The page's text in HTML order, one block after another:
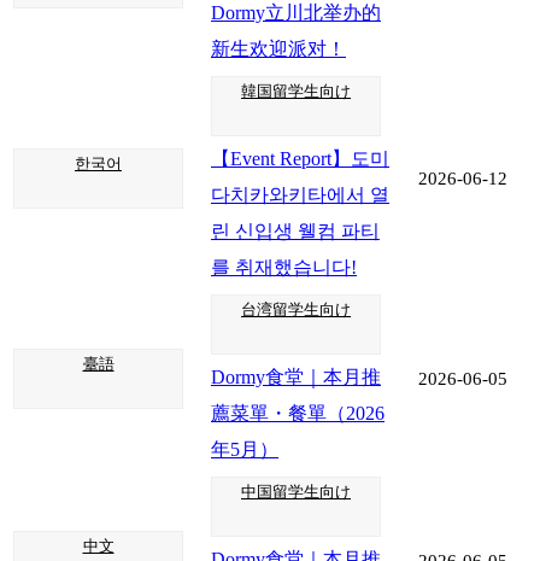
Dormy立川北举办的
新生欢迎派对！
한국어
韓国留学生向け
【Event Report】도미
다치카와키타에서 열
린 신입생 웰컴 파티
를 취재했습니다!
2026-06-12
臺語
台湾留学生向け
Dormy食堂｜本月推
薦菜單・餐單（2026
年5月）
2026-06-05
中文
中国留学生向け